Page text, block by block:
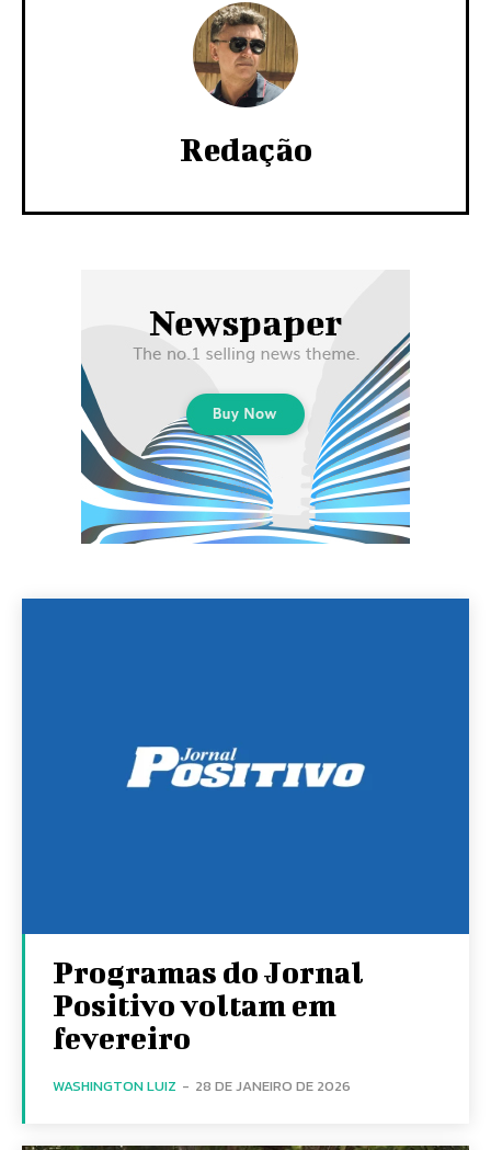
Redação
Programas do Jornal
Positivo voltam em
fevereiro
WASHINGTON LUIZ - 28 DE JANEIRO DE 2026